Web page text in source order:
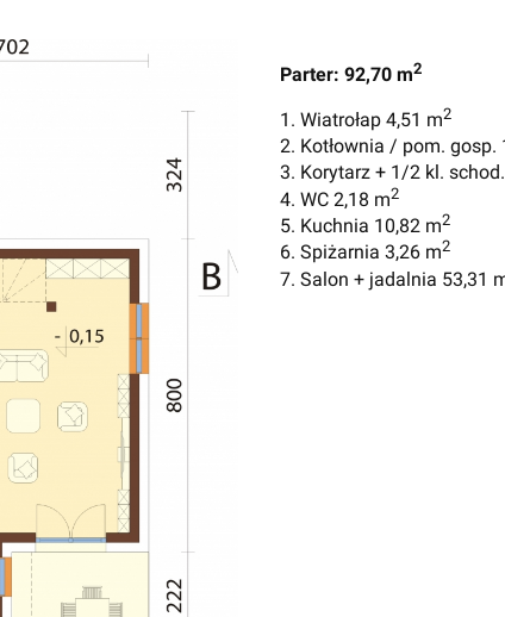
Parter: 92,70 m2
1. Wiatrołap 4,51 m2
2. Kotłownia / pom. gosp.
3. Korytarz + 1/2 kl.
4. WC 2,18 m2
5. Kuchnia 10,82 m2
6. Spiżarnia 3,26 m2
7. Salon + jadalnia 53,31